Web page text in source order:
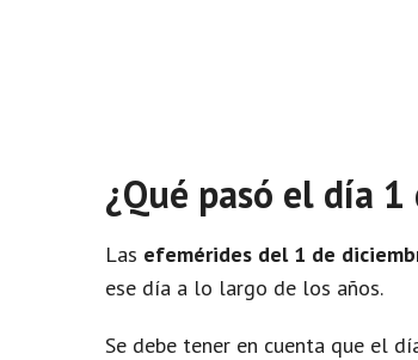
¿Qué pasó el día
Las efemérides del 1 de
ese día a lo largo de los años.
Se debe tener en cuenta que el